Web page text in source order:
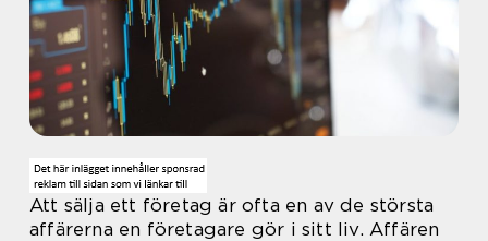
Att sälja ett företag är ofta en av de största
affärerna en företagare gör i sitt liv. Affären